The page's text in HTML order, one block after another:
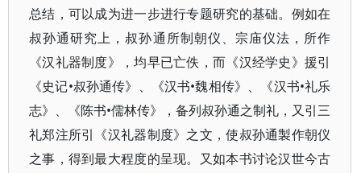
总结，可以成为进一步进行专题研究的基础。例如在
叔孙通研究上，叔孙通所制朝仪、宗庙仪法，所作
《汉礼器制度》，均早已亡佚，而《汉经学史》援引
《史记•叔孙通传》、《汉书•魏相传》、《汉书•礼乐
志》、《陈书•儒林传》，备列叔孙通之制礼，又引三
礼郑注所引《汉礼器制度》之文，使叔孙通製作朝仪
之事，得到最大程度的呈现。又如本书讨论汉世今古